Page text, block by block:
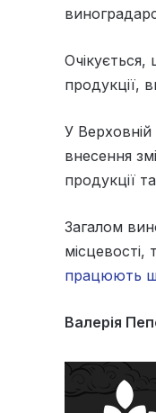
продукції,
У Верховній
внесення
продукції
Загалом
працюють
Валерія